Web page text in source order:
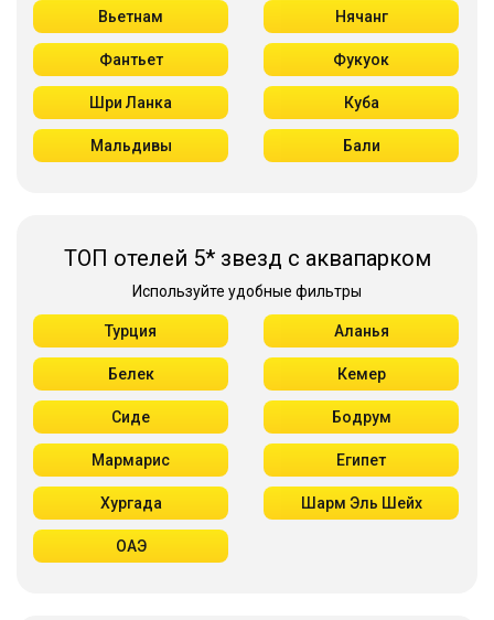
Вьетнам Нячанг
Фантьет Фукуок
Шри Ланка Куба
Мальдивы Бали
ТОП отелей 5* звезд с аквапарком
Используйте удобные фильтры
Турция Аланья
Белек Кемер
Сиде Бодрум
Мармарис Египет
Хургада Шарм Эль Шейх
ОАЭ